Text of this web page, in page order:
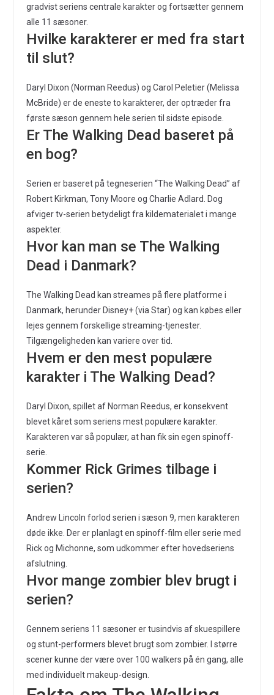
gradvist seriens centrale karakter og fortsætter gennem
alle 11 sæsoner.
Hvilke karakterer er med fra start
til slut?
Daryl Dixon (Norman Reedus) og Carol Peletier (Melissa
McBride) er de eneste to karakterer, der optræder fra
første sæson gennem hele serien til sidste episode.
Er The Walking Dead baseret på
en bog?
Serien er baseret på tegneserien “The Walking Dead” af
Robert Kirkman, Tony Moore og Charlie Adlard. Dog
afviger tv-serien betydeligt fra kildematerialet i mange
aspekter.
Hvor kan man se The Walking
Dead i Danmark?
The Walking Dead kan streames på flere platforme i
Danmark, herunder Disney+ (via Star) og kan købes eller
lejes gennem forskellige streaming-tjenester.
Tilgængeligheden kan variere over tid.
Hvem er den mest populære
karakter i The Walking Dead?
Daryl Dixon, spillet af Norman Reedus, er konsekvent
blevet kåret som seriens mest populære karakter.
Karakteren var så populær, at han fik sin egen spinoff-
serie.
Kommer Rick Grimes tilbage i
serien?
Andrew Lincoln forlod serien i sæson 9, men karakteren
døde ikke. Der er planlagt en spinoff-film eller serie med
Rick og Michonne, som udkommer efter hovedseriens
afslutning.
Hvor mange zombier blev brugt i
serien?
Gennem seriens 11 sæsoner er tusindvis af skuespillere
og stunt-performers blevet brugt som zombier. I større
scener kunne der være over 100 walkers på én gang, alle
med individuelt makeup-design.